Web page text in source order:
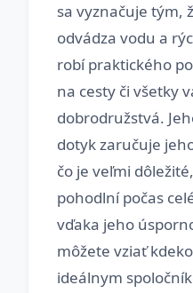
sa vyznačuje tým,
odvádza vodu a
robí praktického
na cesty či všetky
dobrodružstvá.
dotyk zaručuje
čo je veľmi
pohodlní počas
vďaka jeho
môžete vziať
ideálnym